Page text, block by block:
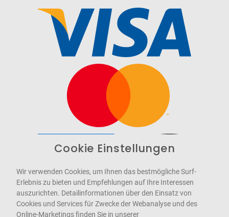
WCAG-2.1-AA
Cookie Einstellungen
Wir verwenden Cookies, um Ihnen das bestmögliche Surf-
Erlebnis zu bieten und Empfehlungen auf Ihre Interessen
auszurichten. Detailinformationen über den Einsatz von
Cookies und Services für Zwecke der Webanalyse und des
Online-Marketings finden Sie in unserer